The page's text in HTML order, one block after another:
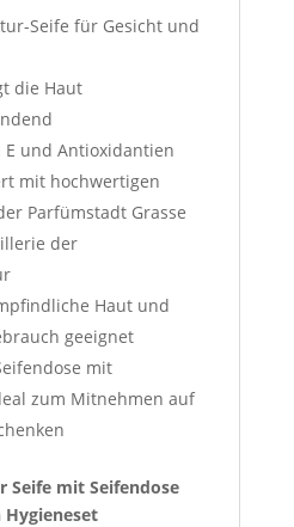
Seife für Gesicht und
die Haut
E und Antioxidantien
mit hochwertigen
Parfümstadt Grasse
der
Haut und
geeignet
mit
zum Mitnehmen auf
Seife mit Seifendose
Hygieneset